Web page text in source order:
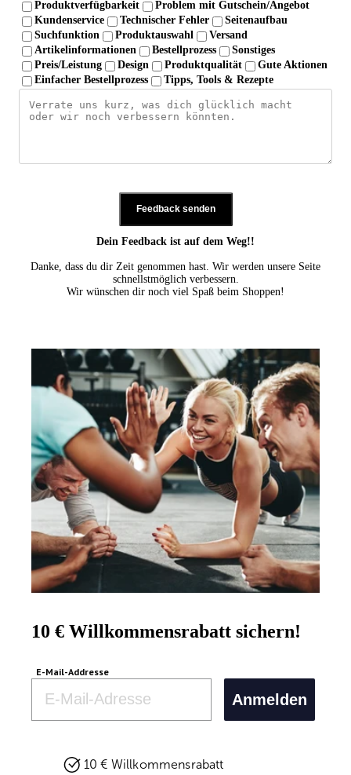
Produktverfügbarkeit
Problem mit Gutschein/Angebot
Kundenservice
Technischer Fehler
Seitenaufbau
Suchfunktion
Produktauswahl
Versand
Artikelinformationen
Bestellprozess
Sonstiges
Preis/Leistung
Design Produktqualität
Gute Aktionen
Einfacher Bestellprozess
Tipps, Tools & Rezepte
Feedback senden
Dein Feedback ist auf dem Weg!!
Danke, dass du dir Zeit genommen hast. Wir werden unsere Seite
schnellstmöglich verbessern.
Wir wünschen dir noch viel Spaß beim Shoppen!
10 € Willkommensrabatt sichern!
E-Mail-Addresse
Anmelden
10 € Willkommensrabatt